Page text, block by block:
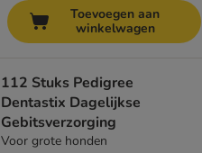
Toevoegen aan
winkelwagen
112 Stuks Pedigree
Dentastix Dagelijkse
Gebitsverzorging
Voor grote honden